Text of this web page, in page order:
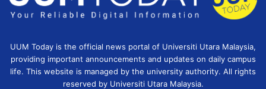
UUM Today is the official news portal of Universiti Utara Malaysia,
providing important announcements and updates on daily campus
life. This website is managed by the university authority. All rights
reserved by Universiti Utara Malaysia.